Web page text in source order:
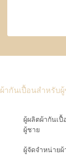
ผ้ากันเปื้อนสำหรับ
ผู้ผลิตผ้ากันเ
ผู้ชาย
ผู้จัดจำหน่าย